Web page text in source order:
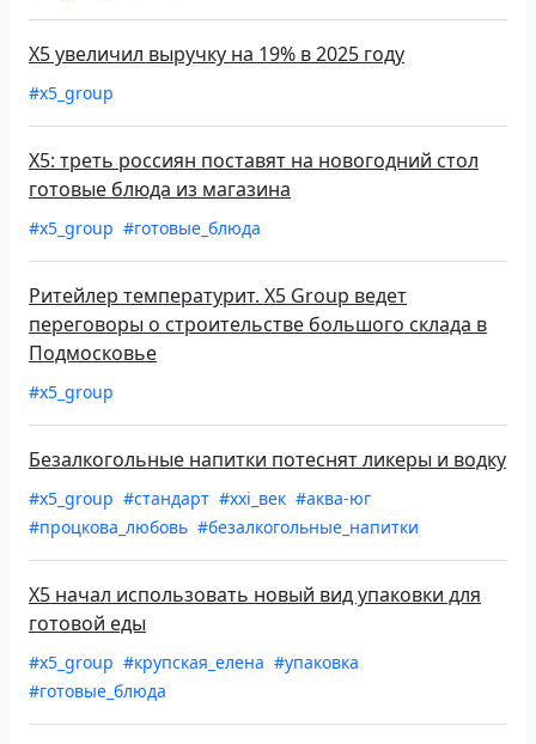
X5 увеличил выручку на 19% в 2025 году
#x5_group
X5: треть россиян поставят на новогодний стол
готовые блюда из магазина
#x5_group #готовые_блюда
Ритейлер температурит. X5 Group ведет
переговоры о строительстве большого склада в
Подмосковье
#x5_group
Безалкогольные напитки потеснят ликеры и водку
#x5_group #стандарт #xxi_век #аква-юг
#процкова_любовь #безалкогольные_напитки
X5 начал использовать новый вид упаковки для
готовой еды
#x5_group #крупская_елена #упаковка
#готовые_блюда